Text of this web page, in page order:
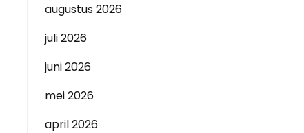
augustus 2026
juli 2026
juni 2026
mei 2026
april 2026